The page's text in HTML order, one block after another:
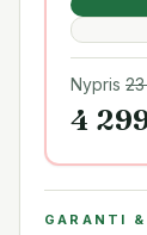
Nypris
4
GARANTI